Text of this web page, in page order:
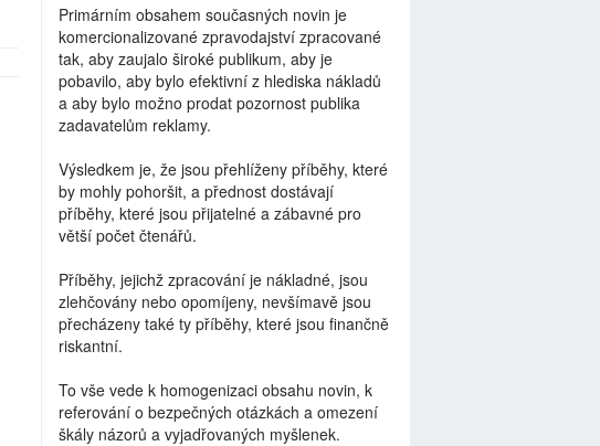
Primárním obsahem současných novin je
komercionalizované zpravodajství zpracované
tak, aby zaujalo široké publikum, aby je
pobavilo, aby bylo efektivní z hlediska nákladů
a aby bylo možno prodat pozornost publika
zadavatelům reklamy.
Výsledkem je, že jsou přehlíženy příběhy, které
by mohly pohoršit, a přednost dostávají
příběhy, které jsou přijatelné a zábavné pro
větší počet čtenářů.
Příběhy, jejichž zpracování je nákladné, jsou
zlehčovány nebo opomíjeny, nevšímavě jsou
přecházeny také ty příběhy, které jsou finančně
riskantní.
To vše vede k homogenizaci obsahu novin, k
referování o bezpečných otázkách a omezení
škály názorů a vyjadřovaných myšlenek.